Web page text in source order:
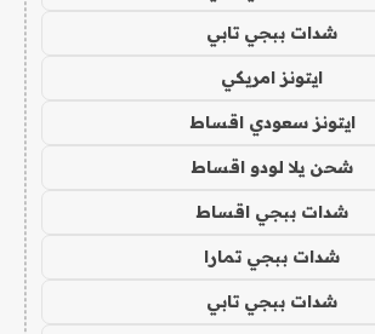
شدات ببجي تابي
ايتونز امريكي
ايتونز سعودي اقساط
شحن يلا لودو اقساط
شدات ببجي اقساط
شدات ببجي تمارا
شدات ببجي تابي